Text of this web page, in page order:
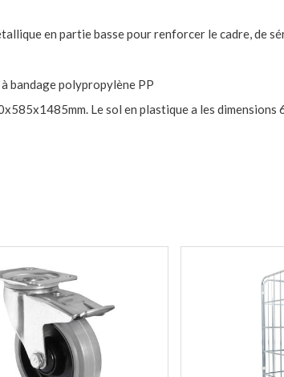
en partie basse pour renforcer le cadre, de
bandage polypropylène PP
Le sol en plastique a les dimensions